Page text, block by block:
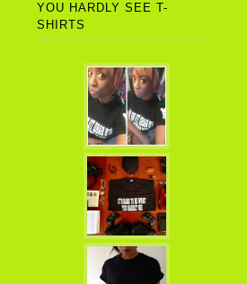
YOU HARDLY SEE T-
SHIRTS